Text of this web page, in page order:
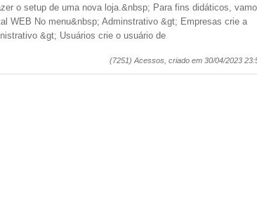
o setup de uma nova loja.&nbsp; Para fins didáticos,
WEB No menu&nbsp; Adminstrativo &gt; Empresas crie a
&gt; Usuários crie o usuário de
(7251) Acessos, criado em 30/04/2023